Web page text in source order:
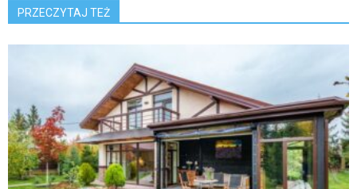
PRZECZYTAJ TEŻ